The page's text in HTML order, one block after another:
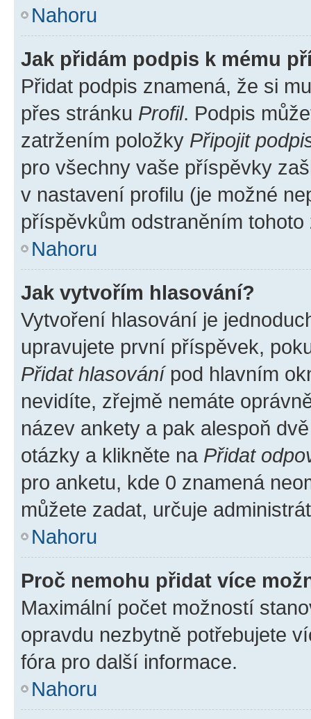
Nahoru
Jak přidám podpis k mému
Přidat podpis znamená, že si
přes stránku Profil. Podpis
zatržením položky Připojit
pro všechny vaše příspěvky
v nastavení profilu (je možné
příspěvkům odstraněním
Nahoru
Jak vytvořím hlasování?
Vytvoření hlasování je
upravujete první příspěvek,
Přidat hlasovánípod hlavním
nevidíte, zřejmě nemáte
název ankety a pak alespoň
otázky a klikněte na Přidat
pro anketu, kde 0 znamená
můžete zadat, určuje
Nahoru
Proč nemohu přidat více
Maximální počet možností
opravdu nezbytně potřebujete
fóra pro další informace.
Nahoru